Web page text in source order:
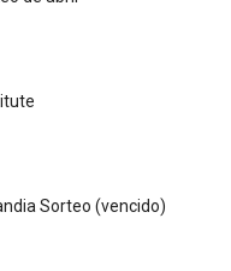
Sorteo (vencido)